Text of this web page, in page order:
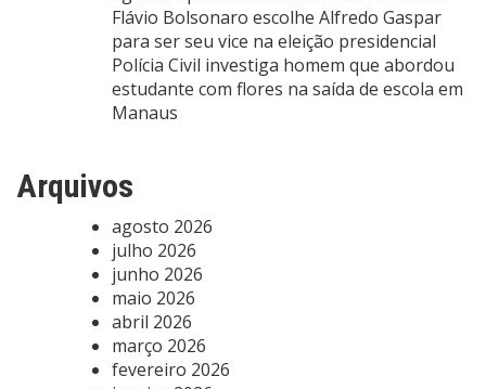
Flávio Bolsonaro escolhe Alfredo Gaspar
para ser seu vice na eleição presidencial
Polícia Civil investiga homem que abordou
estudante com flores na saída de escola em
Manaus
Arquivos
agosto 2026
julho 2026
junho 2026
maio 2026
abril 2026
março 2026
fevereiro 2026